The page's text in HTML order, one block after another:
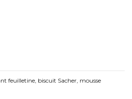
feuilletine, biscuit Sacher, mousse